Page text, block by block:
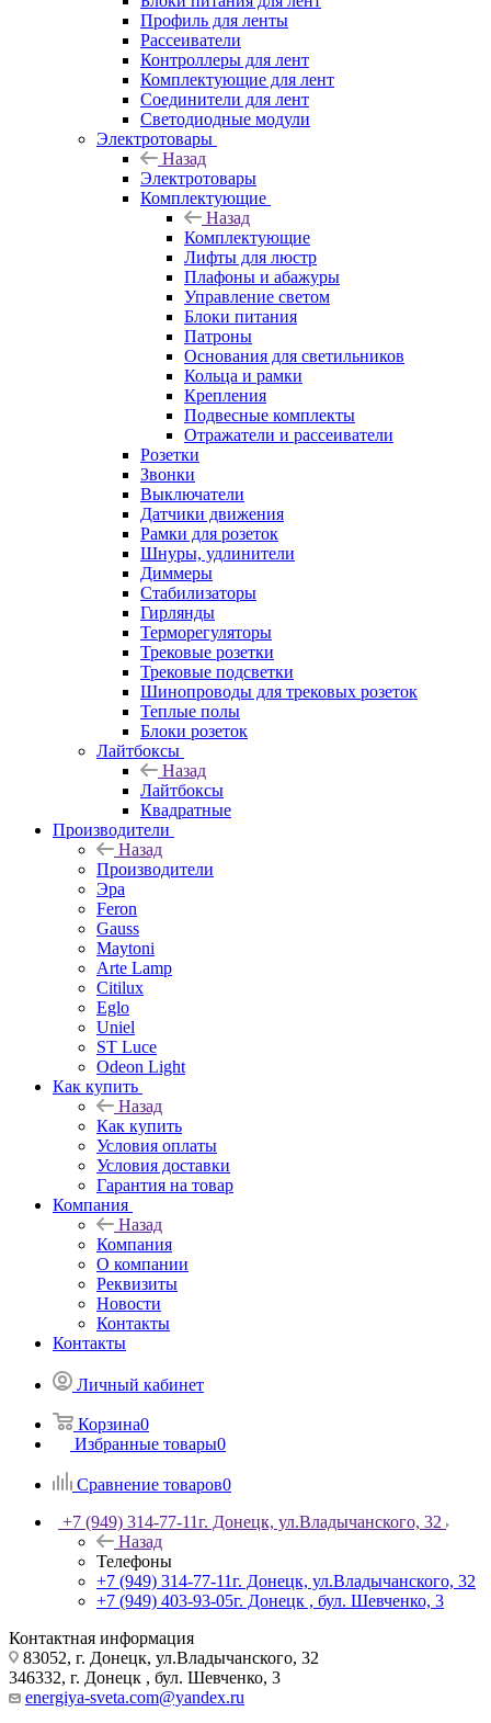
Профиль для ленты
Рассеиватели
Контроллеры для лент
Комплектующие для лент
Соединители для лент
Светодиодные модули
Электротовары
Назад
Электротовары
Комплектующие
Назад
Комплектующие
Лифты для люстр
Плафоны и абажуры
Управление светом
Блоки питания
Патроны
Основания для светильников
Кольца и рамки
Крепления
Подвесные комплекты
Отражатели и рассеиватели
Розетки
Звонки
Выключатели
Датчики движения
Рамки для розеток
Шнуры, удлинители
Диммеры
Стабилизаторы
Гирлянды
Терморегуляторы
Трековые розетки
Трековые подсветки
Шинопроводы для трековых розеток
Теплые полы
Блоки розеток
Лайтбоксы
Назад
Лайтбоксы
Квадратные
Производители
Назад
Производители
Эра
Feron
Gauss
Maytoni
Arte Lamp
Citilux
Eglo
Uniel
ST Luce
Odeon Light
Как купить
Назад
Как купить
Условия оплаты
Условия доставки
Гарантия на товар
Компания
Назад
Компания
О компании
Реквизиты
Новости
Контакты
Контакты
Личный кабинет
Корзина0
Избранные товары0
Сравнение товаров0
+7 (949) 314-77-11г. Донецк, ул.Владычанского, 32
Назад
Телефоны
+7 (949) 314-77-11г. Донецк, ул.Владычанского, 32
+7 (949) 403-93-05г. Донецк , бул. Шевченко, 3
Контактная информация
83052, г. Донецк, ул.Владычанского, 32
346332, г. Донецк , бул. Шевченко, 3
energiya-sveta.com@yandex.ru